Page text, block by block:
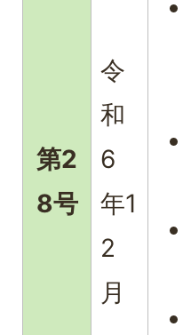
第2
8号
令
和
6
年1
2
月